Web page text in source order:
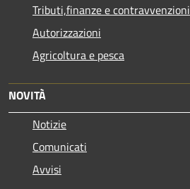
Tributi,finanze e contravvenzioni
Autorizzazioni
Agricoltura e pesca
NOVITÀ
Notizie
Comunicati
Avvisi